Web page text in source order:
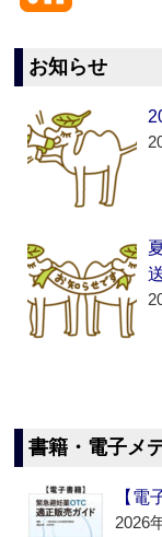
お知らせ
書籍・電子メ
【
2026